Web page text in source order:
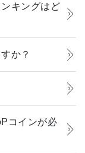
キングはど
か？
コインが必